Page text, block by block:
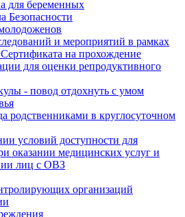
для беременных
Безопасности
и мероприятий в рамках
на прохождение
для оценки репродуктивного
- повод отдохнуть с умом
родственниками в круглосуточном
условий доступности для
оказании медицинских услуг и
лиц с ОВЗ
организаций